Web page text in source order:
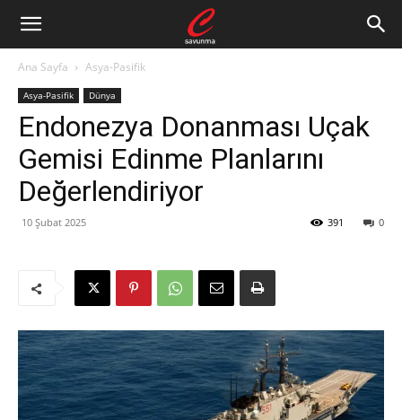
Ana Sayfa Asya-Pasifik
Asya-Pasifik Dünya
Endonezya Donanması Uçak
Gemisi Edinme Planlarını
Değerlendiriyor
10 Şubat 2025 0
391